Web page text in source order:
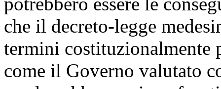
che il decreto-legge
termini costituzionalmente
come il Governo valutato